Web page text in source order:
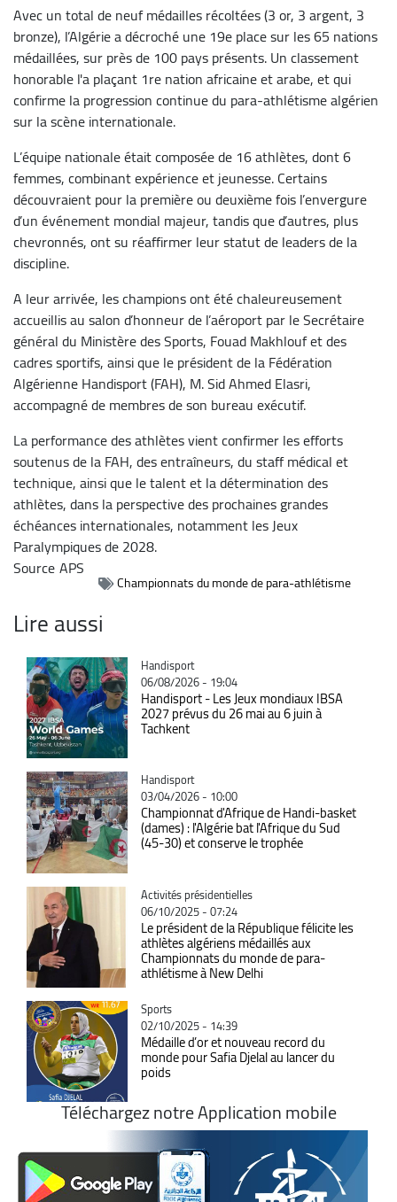
Avec un total de neuf médailles récoltées (3 or, 3 argent, 3
bronze), l’Algérie a décroché une 19e place sur les 65 nations
médaillées, sur près de 100 pays présents. Un classement
honorable l'a plaçant 1re nation africaine et arabe, et qui
confirme la progression continue du para-athlétisme algérien
sur la scène internationale.
L’équipe nationale était composée de 16 athlètes, dont 6
femmes, combinant expérience et jeunesse. Certains
découvraient pour la première ou deuxième fois l’envergure
d’un événement mondial majeur, tandis que d’autres, plus
chevronnés, ont su réaffirmer leur statut de leaders de la
discipline.
A leur arrivée, les champions ont été chaleureusement
accueillis au salon d’honneur de l’aéroport par le Secrétaire
général du Ministère des Sports, Fouad Makhlouf et des
cadres sportifs, ainsi que le président de la Fédération
Algérienne Handisport (FAH), M. Sid Ahmed Elasri,
accompagné de membres de son bureau exécutif.
La performance des athlètes vient confirmer les efforts
soutenus de la FAH, des entraîneurs, du staff médical et
technique, ainsi que le talent et la détermination des
athlètes, dans la perspective des prochaines grandes
échéances internationales, notamment les Jeux
Paralympiques de 2028.
SourceAPS
Championnats du monde de para-athlétisme
Lire aussi
Catégorie
Handisport
06/08/2026 - 19:04
Handisport - Les Jeux mondiaux IBSA
2027 prévus du 26 mai au 6 juin à
Tachkent
Catégorie
Handisport
03/04/2026 - 10:00
Championnat d'Afrique de Handi-basket
(dames) : l'Algérie bat l'Afrique du Sud
(45-30) et conserve le trophée
Catégorie
Activités présidentielles
06/10/2025 - 07:24
Le président de la République félicite les
athlètes algériens médaillés aux
Championnats du monde de para-
athlétisme à New Delhi
Catégorie
Sports
02/10/2025 - 14:39
Médaille d’or et nouveau record du
monde pour Safia Djelal au lancer du
poids
Téléchargez notre Application mobile